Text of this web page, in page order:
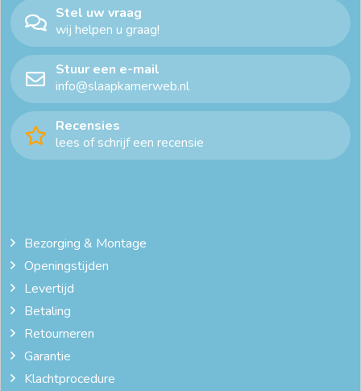
Stel uw vraag
wij helpen u graag!
Stuur een e-mail
info@slaapkamerweb.nl
Recensies
lees of schrijf een recensie
Bezorging & Montage
Openingstijden
Levertijd
Betaling
Retourneren
Garantie
Klachtprocedure